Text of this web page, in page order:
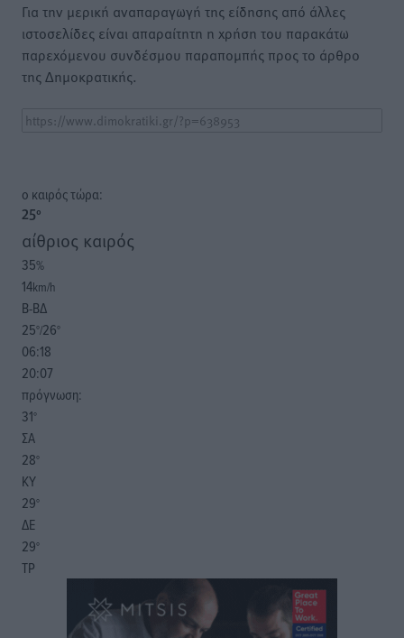
Για την μερική αναπαραγωγή της είδησης από άλλες
ιστοσελίδες είναι απαραίτητη η χρήση του παρακάτω
παρεχόμενου συνδέσμου παραπομπής προς το άρθρο
της Δημοκρατικής.
o καιρός τώρα:
25°
αίθριος καιρός
35%
14km/h
Β-ΒΔ
25°/26°
06:18
20:07
πρόγνωση:
31°
ΣΑ
28°
ΚΥ
29°
ΔΕ
29°
ΤΡ